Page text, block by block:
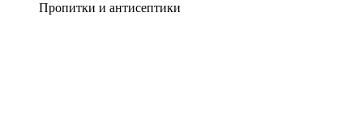
Пропитки и антисептики